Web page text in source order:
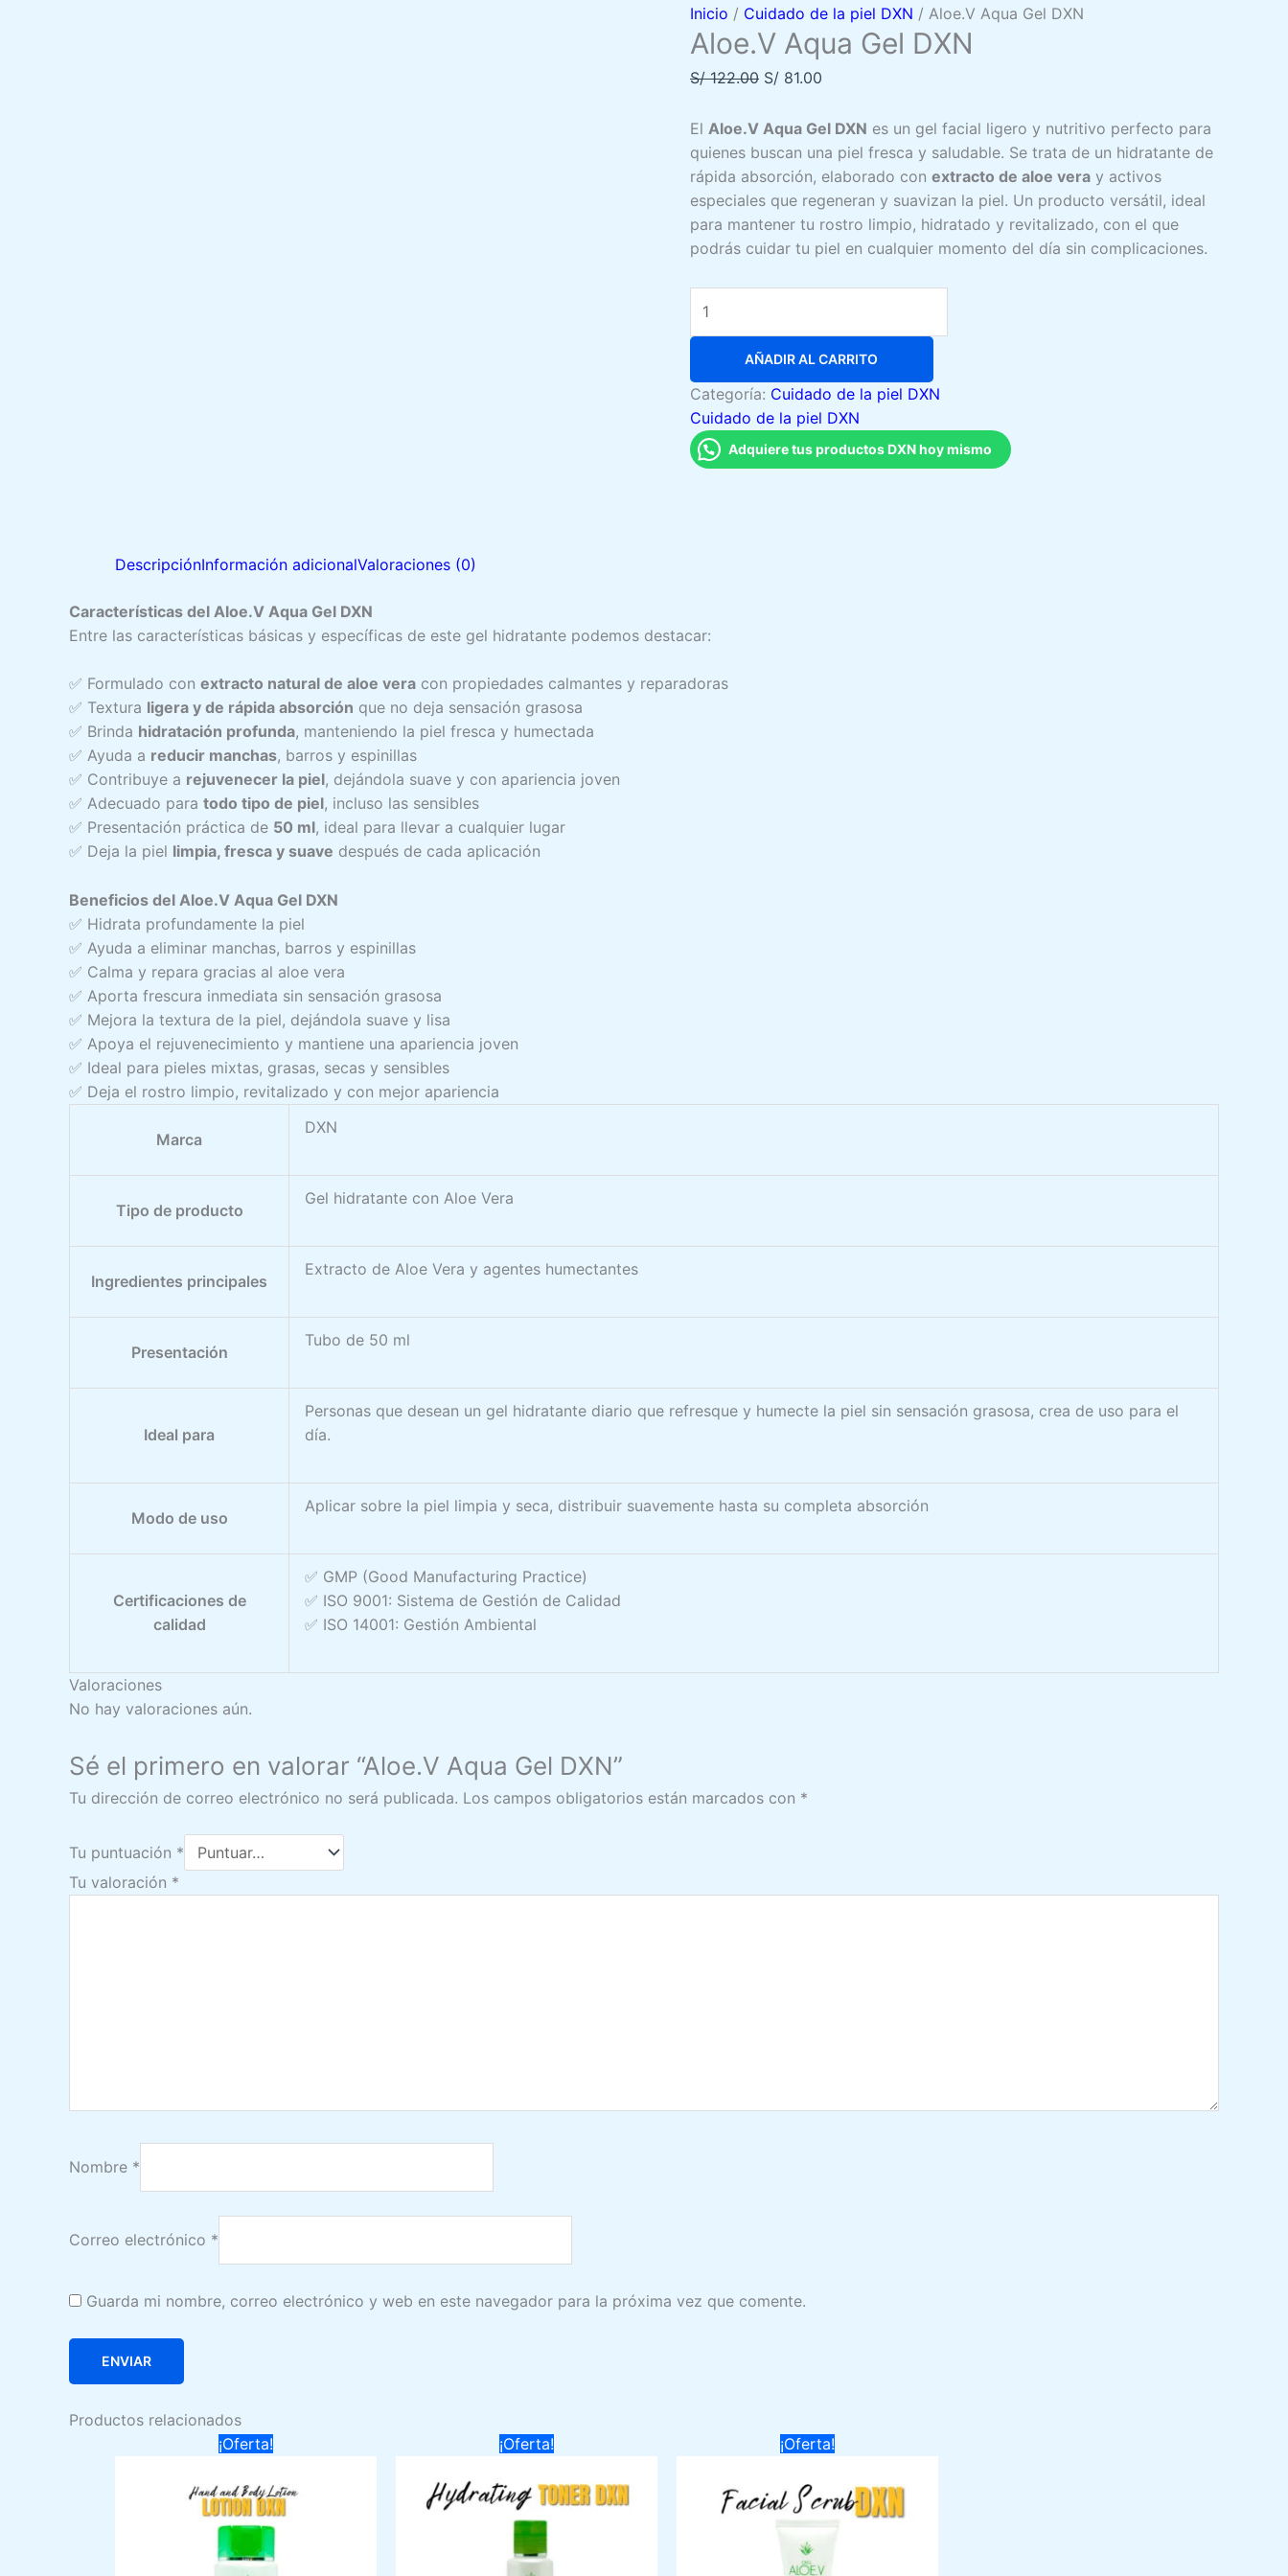
Inicio / Cuidado de la piel DXN / Aloe.V Aqua Gel DXN
Aloe.V Aqua Gel DXN
S/122.00 El
original
era:
S/ 122.00.
S/ 81.00
actual
es:
S/ 81.00.
El Aloe.V Aqua Gel DXN es un gel facial ligero y nutritivo perfecto para
quienes buscan una piel fresca y saludable. Se trata de un hidratante de
rápida absorción, elaborado con extracto de aloe vera y activos
especiales que regeneran y suavizan la piel. Un producto versátil, ideal
para mantener tu rostro limpio, hidratado y revitalizado, con el que
podrás cuidar tu piel en cualquier momento del día sin complicaciones.
Aqua
Gel
cantidad
AÑADIR AL CARRITO
Categoría: Cuidado de la piel DXN
Cuidado de la piel DXN
Adquiere tus productos DXN hoy mismo
DescripciónInformación adicionalValoraciones (0)
Características del Aloe.V Aqua Gel DXN
Entre las características básicas y específicas de este gel hidratante podemos destacar:
✅ Formulado con extracto natural de aloe vera con propiedades calmantes y reparadoras
✅ Textura ligera y de rápida absorción que no deja sensación grasosa
✅ Brinda hidratación profunda, manteniendo la piel fresca y humectada
✅ Ayuda a reducir manchas, barros y espinillas
✅ Contribuye a rejuvenecer la piel, dejándola suave y con apariencia joven
✅ Adecuado para todo tipo de piel, incluso las sensibles
✅ Presentación práctica de 50 ml, ideal para llevar a cualquier lugar
✅ Deja la piel limpia, fresca y suave después de cada aplicación
Beneficios del Aloe.V Aqua Gel DXN
✅ Hidrata profundamente la piel
✅ Ayuda a eliminar manchas, barros y espinillas
✅ Calma y repara gracias al aloe vera
✅ Aporta frescura inmediata sin sensación grasosa
✅ Mejora la textura de la piel, dejándola suave y lisa
✅ Apoya el rejuvenecimiento y mantiene una apariencia joven
✅ Ideal para pieles mixtas, grasas, secas y sensibles
✅ Deja el rostro limpio, revitalizado y con mejor apariencia
Marca
DXN
Tipo de producto
Gel hidratante con Aloe Vera
Ingredientes principales
Extracto de Aloe Vera y agentes humectantes
Presentación
Tubo de 50 ml
Ideal para
Personas que desean un gel hidratante diario que refresque y humecte la piel sin sensación grasosa, crea de uso para el
día.
Modo de uso
Aplicar sobre la piel limpia y seca, distribuir suavemente hasta su completa absorción
Certificaciones de
calidad
✅ GMP (Good Manufacturing Practice)
✅ ISO 9001: Sistema de Gestión de Calidad
✅ ISO 14001: Gestión Ambiental
Valoraciones
No hay valoraciones aún.
Sé el primero en valorar “Aloe.V Aqua Gel DXN”
Tu dirección de correo electrónico no será publicada. Los campos obligatorios están marcados con *
Tu puntuación *
Tu valoración *
Nombre *
Correo electrónico *
Guarda mi nombre, correo electrónico y web en este navegador para la próxima vez que comente.
Productos relacionados
¡Oferta!
¡Oferta! ¡Oferta!